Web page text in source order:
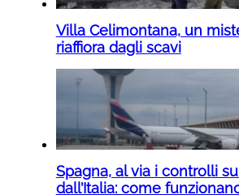
Villa Celimontana, un
riaffiora dagli scavi
Spagna, al via i controlli
dall’Italia: come